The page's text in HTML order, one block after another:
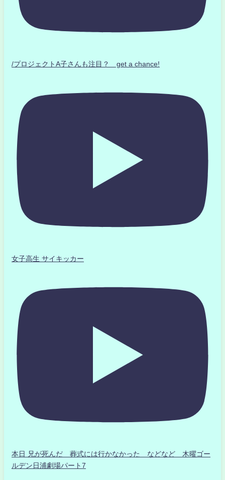
/プロジェクトA子さんも注目？ get a chance!
女子高生 サイキッカー
本日 兄が死んだ 葬式には行かなかった などなど 木曜ゴー
ルデン日浦劇場パート7